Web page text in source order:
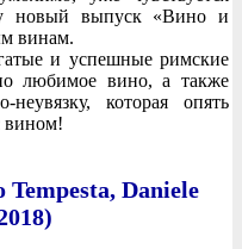
новый выпуск «Вино и
винам.
и успешные римские
любимое вино, а также
которая опять
вином!
Tempesta, Daniele